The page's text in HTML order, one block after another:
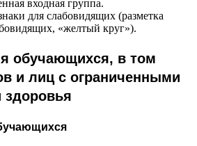
входная группа.
для слабовидящих (разметка
«желтый круг»).
обучающихся, в том
и лиц с ограниченными
здоровья